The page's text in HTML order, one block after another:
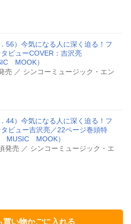
56） 今気になる人に深く迫る！フ
ビューCOVER：吉沢亮
MOOK）
売 ／ シンコーミュージック・エン
44） 今気になる人に深く迫る！フ
ビュー吉沢亮／22ページ巻頭特
MUSIC MOOK）
発売 ／ シンコーミュージック・エ
買い物かごに入れる